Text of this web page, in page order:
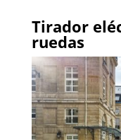
Tirador
ruedas